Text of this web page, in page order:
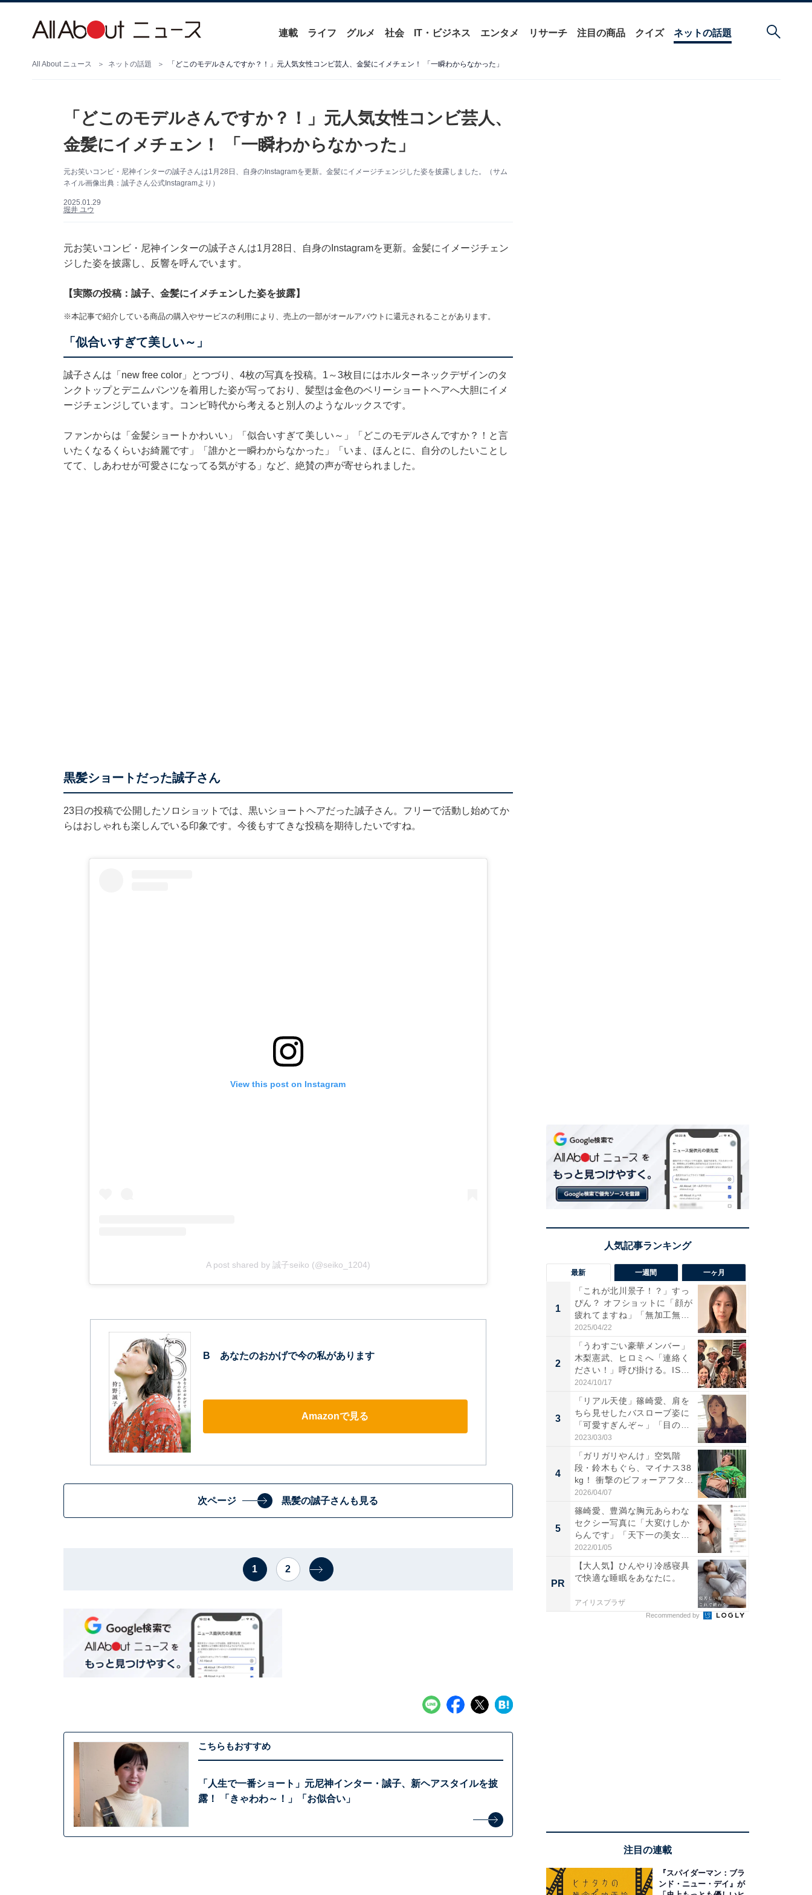
連載 ライフ グルメ 社会 IT・ビジネス エンタメ リサーチ 注目の商品 クイズ ネットの話題
All About ニュース ネットの話題 「どこのモデルさんですか？！」元人気女性コンビ芸人、金髪にイメチェン！ 「一瞬わからなかった」
「どこのモデルさんですか？！」元人気女性コンビ芸人、
金髪にイメチェン！ 「一瞬わからなかった」
元お笑いコンビ・尼神インターの誠子さんは1月28日、自身のInstagramを更新。金髪にイメージチェンジした姿を披露しました。（サム
ネイル画像出典：誠子さん公式Instagramより）
2025.01.29
堀井 ユウ
元お笑いコンビ・尼神インターの誠子さんは1月28日、自身のInstagramを更新。金髪にイメージチェン
ジした姿を披露し、反響を呼んでいます。
【実際の投稿：誠子、金髪にイメチェンした姿を披露】
※本記事で紹介している商品の購入やサービスの利用により、売上の一部がオールアバウトに還元されることがあります。
「似合いすぎて美しい～」
誠子さんは「new free color」とつづり、4枚の写真を投稿。1～3枚目にはホルターネックデザインのタ
ンクトップとデニムパンツを着用した姿が写っており、髪型は金色のベリーショートヘアへ大胆にイメ
ージチェンジしています。コンビ時代から考えると別人のようなルックスです。
ファンからは「金髪ショートかわいい」「似合いすぎて美しい～」「どこのモデルさんですか？！と言
いたくなるくらいお綺麗です」「誰かと一瞬わからなかった」「いま、ほんとに、自分のしたいことし
てて、しあわせが可愛さになってる気がする」など、絶賛の声が寄せられました。
黒髪ショートだった誠子さん
23日の投稿で公開したソロショットでは、黒いショートヘアだった誠子さん。フリーで活動し始めてか
らはおしゃれも楽しんでいる印象です。今後もすてきな投稿を期待したいですね。
View this post on Instagram
A post shared by 誠子seiko (@seiko_1204)
B あなたのおかげで今の私があります
Amazonで見る
次ページ 黒髪の誠子さんも見る
1 2
こちらもおすすめ
「人生で一番ショート」元尼神インター・誠子、新ヘアスタイルを披
露！ 「きゃわわ～！」「お似合い」
最新 一週間 一ヶ月
1
「これが北川景子！？」すっ
ぴん？ オフショットに「顔が
疲れてますね」「無加工無
表...
2025/04/22
2
「うわすごい豪華メンバー」
木梨憲武、ヒロミへ「連絡く
ださい！」呼び掛ける。IS
S...
2024/10/17
3
「リアル天使」篠崎愛、肩を
ちら見せしたバスローブ姿に
「可愛すぎんぞ～」「目の表
情...
2023/03/03
4
「ガリガリやんけ」空気階
段・鈴木もぐら、マイナス38
kg！ 衝撃のビフォーアフタ...
2026/04/07
5
篠崎愛、豊満な胸元あらわな
セクシー写真に「大変けしか
らんです」「天下一の美女で
す...
2022/01/05
PR
【大人気】ひんやり冷感寝具
で快適な睡眠をあなたに。
アイリスプラザ
Recommended by
注目の連載
『スパイダーマン：ブラ
ンド・ニュー・デイ』が